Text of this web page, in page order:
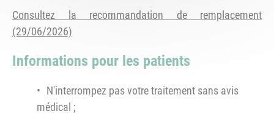
Consultez la recommandation de remplacement
(29/06/2026)
Informations pour les patients
N'interrompez pas votre traitement sans avis
médical ;